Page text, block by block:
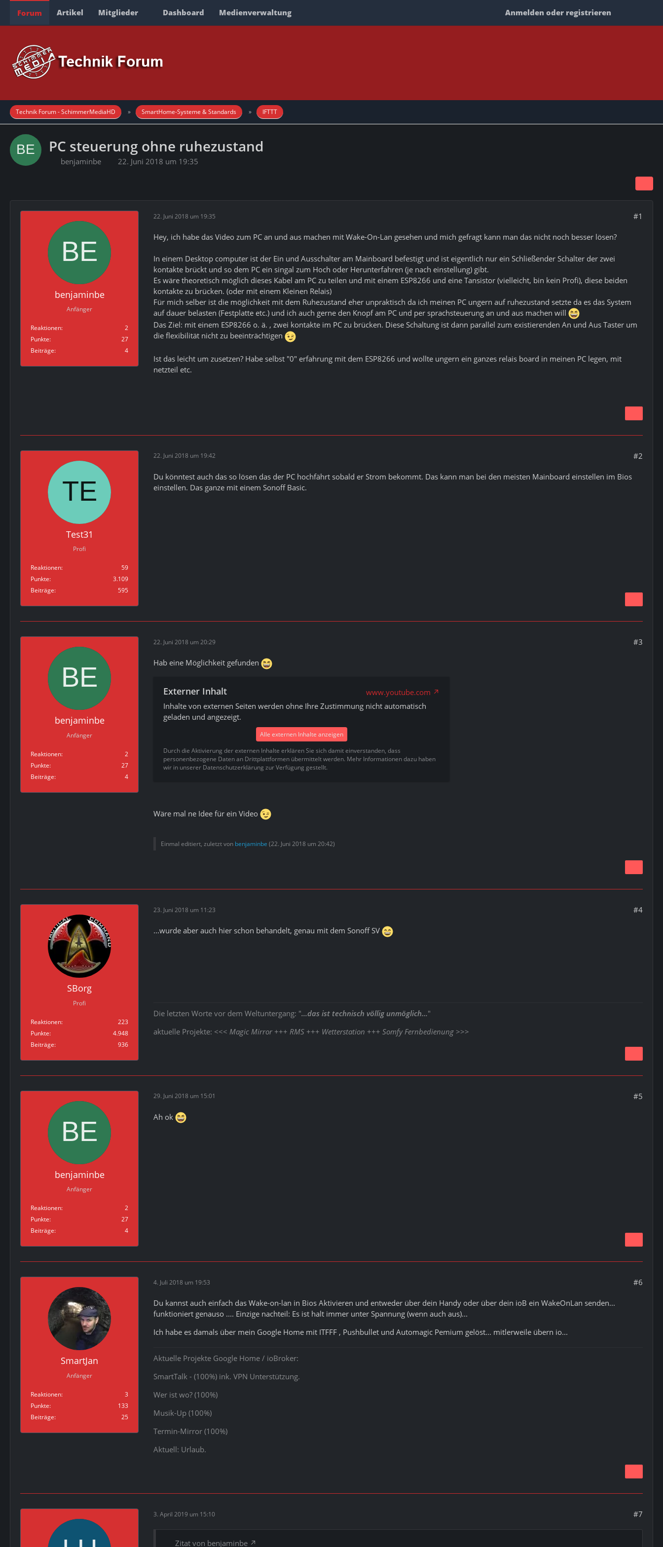
Forum Artikel Mitglieder Dashboard Medienverwaltung Anmelden oder registrieren
Technik Forum - SchimmerMediaHD SmartHome-Systeme & Standards IFTTT
PC steuerung ohne ruhezustand
benjaminbe 22. Juni 2018 um 19:35
benjaminbe
Anfänger
Reaktionen
2
Punkte
27
Beiträge
4
22. Juni 2018 um 19:35 #1
Hey, ich habe das Video zum PC an und aus machen mit Wake-On-Lan gesehen und mich gefragt kann man das nicht noch besser lösen?
In einem Desktop computer ist der Ein und Ausschalter am Mainboard befestigt und ist eigentlich nur ein Schließender Schalter der zwei
kontakte brückt und so dem PC ein singal zum Hoch oder Herunterfahren (je nach einstellung) gibt.
Es wäre theoretisch möglich dieses Kabel am PC zu teilen und mit einem ESP8266 und eine Tansistor (vielleicht, bin kein Profi), diese beiden
kontakte zu brücken. (oder mit einem Kleinen Relais)
Für mich selber ist die möglichkeit mit dem Ruhezustand eher unpraktisch da ich meinen PC ungern auf ruhezustand setzte da es das System
auf dauer belasten (Festplatte etc.) und ich auch gerne den Knopf am PC und per sprachsteuerung an und aus machen will
Das Ziel: mit einem ESP8266 o. ä. , zwei kontakte im PC zu brücken. Diese Schaltung ist dann parallel zum existierenden An und Aus Taster um
die flexibilität nicht zu beeinträchtigen
Ist das leicht um zusetzen? Habe selbst "0" erfahrung mit dem ESP8266 und wollte ungern ein ganzes relais board in meinen PC legen, mit
netzteil etc.
Test31
Profi
Reaktionen
59
Punkte
3.109
Beiträge
595
22. Juni 2018 um 19:42 #2
Du könntest auch das so lösen das der PC hochfährt sobald er Strom bekommt. Das kann man bei den meisten Mainboard einstellen im Bios
einstellen. Das ganze mit einem Sonoff Basic.
benjaminbe
Anfänger
Reaktionen
2
Punkte
27
Beiträge
4
22. Juni 2018 um 20:29 #3
Hab eine Möglichkeit gefunden
Externer Inhalt
www.youtube.com
Inhalte von externen Seiten werden ohne Ihre Zustimmung nicht automatisch
geladen und angezeigt.
Alle externen Inhalte anzeigen
Durch die Aktivierung der externen Inhalte erklären Sie sich damit einverstanden, dass
personenbezogene Daten an Drittplattformen übermittelt werden. Mehr Informationen dazu haben
wir in unserer Datenschutzerklärung zur Verfügung gestellt.
Wäre mal ne Idee für ein Video
Einmal editiert, zuletzt von benjaminbe (22. Juni 2018 um 20:42)
SBorg
Profi
Reaktionen
223
Punkte
4.948
Beiträge
936
23. Juni 2018 um 11:23 #4
...wurde aber auch hier schon behandelt, genau mit dem Sonoff SV
Die letzten Worte vor dem Weltuntergang: "...das ist technisch völlig unmöglich..."
aktuelle Projekte: <<< Magic Mirror+++ RMS +++ Wetterstation +++ Somfy Fernbedienung >>>
benjaminbe
Anfänger
Reaktionen
2
Punkte
27
Beiträge
4
29. Juni 2018 um 15:01 #5
Ah ok
SmartJan
Anfänger
Reaktionen
3
Punkte
133
Beiträge
25
4. Juli 2018 um 19:53 #6
Du kannst auch einfach das Wake-on-lan in Bios Aktivieren und entweder über dein Handy oder über dein ioB ein WakeOnLan senden...
funktioniert genauso .... Einzige nachteil: Es ist halt immer unter Spannung (wenn auch aus)...
Ich habe es damals über mein Google Home mit ITFFF , Pushbullet und Automagic Pemium gelöst... mitlerweile übern io...
Aktuelle Projekte Google Home / ioBroker:
SmartTalk - (100%) ink. VPN Unterstützung.
Wer ist wo? (100%)
Musik-Up (100%)
Termin-Mirror (100%)
Aktuell: Urlaub.
3. April 2019 um 15:10 #7
Zitat von benjaminbe